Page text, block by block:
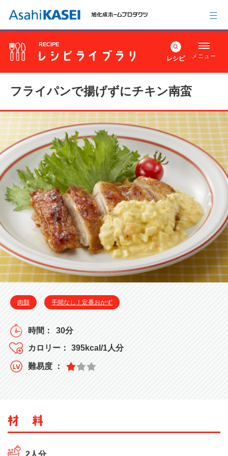
RECIPE
レシピ メニュー
フライパンで揚げずにチキン南蛮
肉類 手間なし！定番おかず
30分
395kcal/1人分
2人分